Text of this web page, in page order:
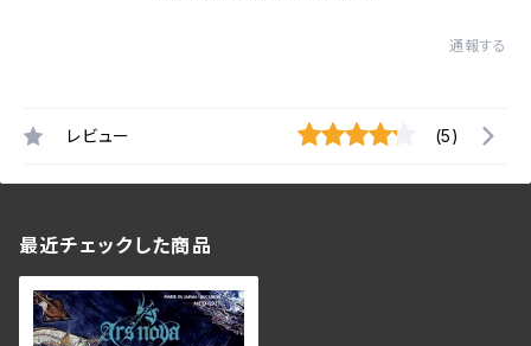
通報する
レビュー (5)
最近チェックした商品